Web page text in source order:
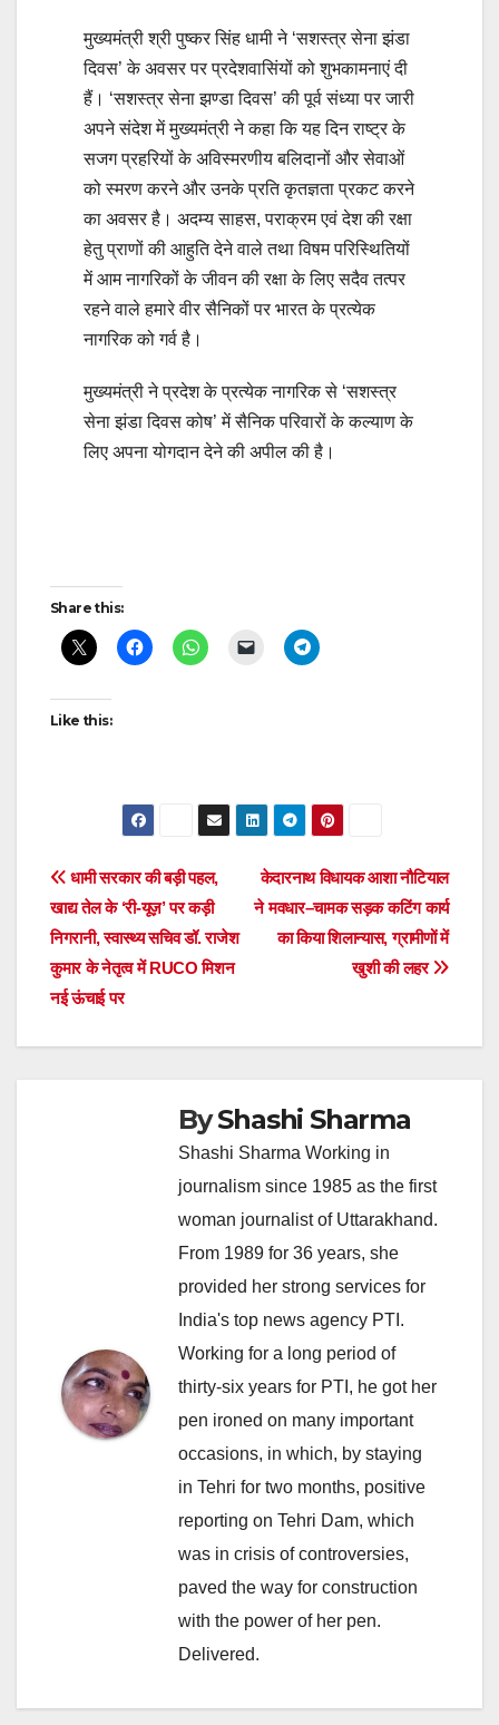
मुख्यमंत्री श्री पुष्कर सिंह धामी ने ‘सशस्त्र सेना झंडा
दिवस’ के अवसर पर प्रदेशवासिंयों को शुभकामनाएं दी
हैं। ‘सशस्त्र सेना झण्डा दिवस’ की पूर्व संध्या पर जारी
अपने संदेश में मुख्यमंत्री ने कहा कि यह दिन राष्ट्र के
सजग प्रहरियों के अविस्मरणीय बलिदानों और सेवाओं
को स्मरण करने और उनके प्रति कृतज्ञता प्रकट करने
का अवसर है। अदम्य साहस, पराक्रम एवं देश की रक्षा
हेतु प्राणों की आहुति देने वाले तथा विषम परिस्थितियों
में आम नागरिकों के जीवन की रक्षा के लिए सदैव तत्पर
रहने वाले हमारे वीर सैनिकों पर भारत के प्रत्येक
नागरिक को गर्व है।
मुख्यमंत्री ने प्रदेश के प्रत्येक नागरिक से ‘सशस्त्र
सेना झंडा दिवस कोष’ में सैनिक परिवारों के कल्याण के
लिए अपना योगदान देने की अपील की है।
Post
navigation
Share this:
Like this:
Post
navigation
केदारनाथ विधायक आशा नौटियाल
ने मवधार–चामक सड़क कटिंग कार्य
का किया शिलान्यास, ग्रामीणों में
खुशी की लहर
धामी सरकार की बड़ी पहल,
खाद्य तेल के ‘री-यूज़’ पर कड़ी
निगरानी, स्वास्थ्य सचिव डॉ. राजेश
कुमार के नेतृत्व में RUCO मिशन
नई ऊंचाई पर
ByShashi Sharma
Shashi Sharma Working in
journalism since 1985 as the first
woman journalist of Uttarakhand.
From 1989 for 36 years, she
provided her strong services for
India's top news agency PTI.
Working for a long period of
thirty-six years for PTI, he got her
pen ironed on many important
occasions, in which, by staying
in Tehri for two months, positive
reporting on Tehri Dam, which
was in crisis of controversies,
paved the way for construction
with the power of her pen.
Delivered.